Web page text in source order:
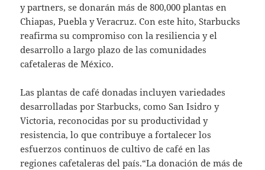
y partners, se donarán más de 800,000 plantas en
Chiapas, Puebla y Veracruz. Con este hito, Starbucks
reafirma su compromiso con la resiliencia y el
desarrollo a largo plazo de las comunidades
cafetaleras de México.
Las plantas de café donadas incluyen variedades
desarrolladas por Starbucks, como San Isidro y
Victoria, reconocidas por su productividad y
resistencia, lo que contribuye a fortalecer los
esfuerzos continuos de cultivo de café en las
regiones cafetaleras del país.“La donación de más de